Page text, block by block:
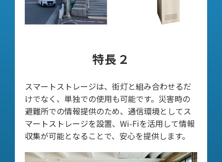
特長２
スマートストレージは、街灯と組み合わせるだ
けでなく、単独での使用も可能です。災害時の
避難所での情報提供のため、通信環境としてス
マートストレージを設置、Wi-Fiを活用して情報
収集が可能となることで、安心を提供します。